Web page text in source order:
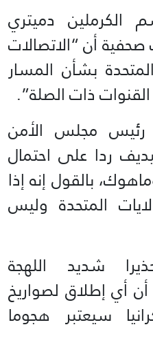
الكرملين دميتري
أن “الاتصالات
بشأن المسار
ذات الصلة”.
رئيس مجلس الأمن
ردا على احتمال
بالقول إنه إذا
المتحدة وليس
شديد اللهجة
أي إطلاق لصواريخ
سيعتبر هجوما